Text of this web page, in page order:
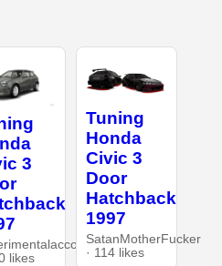
3
likes
Tuning
Honda
Civic 3
Door
Hatchback
1997
SatanMotherFucker
· 114 likes